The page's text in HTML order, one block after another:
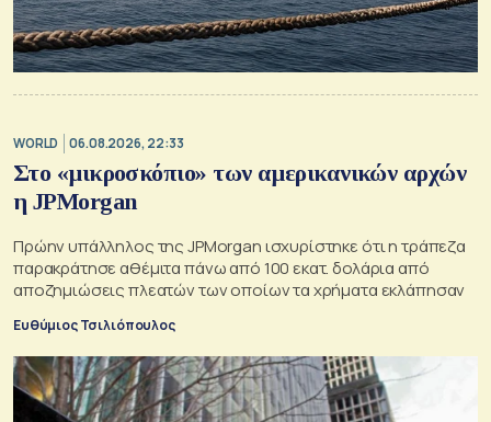
WORLD 06.08.2026, 22:33
Στο «μικροσκόπιο» των αμερικανικών αρχών
η JPMorgan
Πρώην υπάλληλος της JPMorgan ισχυρίστηκε ότι η τράπεζα
παρακράτησε αθέμιτα πάνω από 100 εκατ. δολάρια από
αποζημιώσεις πλεατών των οποίων τα χρήματα εκλάπησαν
Ευθύμιος Τσιλιόπουλος